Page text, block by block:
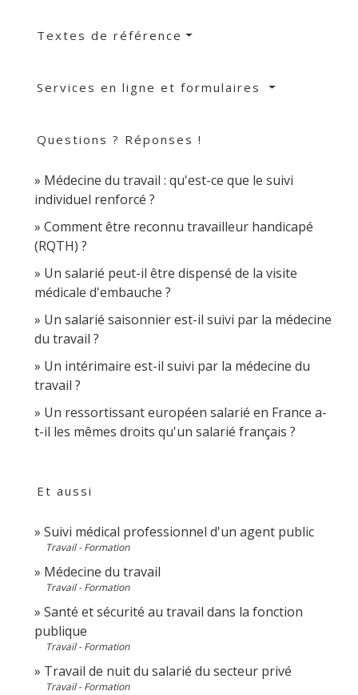
Textes de référence
Services en ligne et formulaires
Questions ? Réponses !
Médecine du travail : qu'est-ce que le suivi
individuel renforcé ?
Comment être reconnu travailleur handicapé
(RQTH) ?
Un salarié peut-il être dispensé de la visite
médicale d'embauche ?
Un salarié saisonnier est-il suivi par la médecine
du travail ?
Un intérimaire est-il suivi par la médecine du
travail ?
Un ressortissant européen salarié en France a-
t-il les mêmes droits qu'un salarié français ?
Et aussi
Suivi médical professionnel d'un agent public
Travail - Formation
Médecine du travail
Travail - Formation
Santé et sécurité au travail dans la fonction
publique
Travail - Formation
Travail de nuit du salarié du secteur privé
Travail - Formation